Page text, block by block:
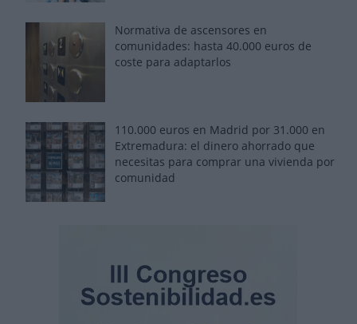
Normativa de ascensores en
comunidades: hasta 40.000 euros de
coste para adaptarlos
110.000 euros en Madrid por 31.000 en
Extremadura: el dinero ahorrado que
necesitas para comprar una vivienda por
comunidad